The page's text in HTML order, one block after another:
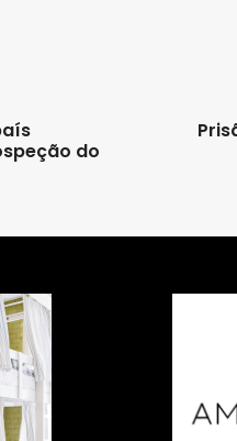
do